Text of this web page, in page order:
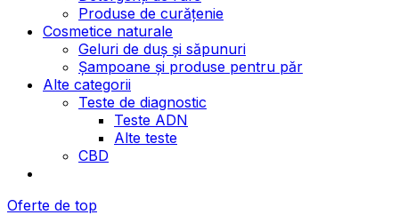
Produse de curățenie
Cosmetice naturale
Geluri de duș și săpunuri
Șampoane și produse pentru păr
Alte categorii
Teste de diagnostic
Teste ADN
Alte teste
CBD
Oferte de top